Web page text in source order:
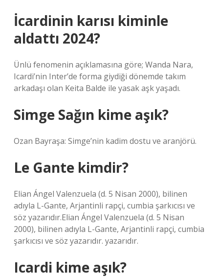
İcardinin karısı kiminle
aldattı 2024?
Ünlü fenomenin açıklamasına göre; Wanda Nara,
Icardi’nin Inter’de forma giydiği dönemde takım
arkadaşı olan Keita Balde ile yasak aşk yaşadı.
Simge Sağın kime aşık?
Ozan Bayraşa: Simge’nin kadim dostu ve aranjörü.
Le Gante kimdir?
Elian Ángel Valenzuela (d. 5 Nisan 2000), bilinen
adıyla L-Gante, Arjantinli rapçi, cumbia şarkıcısı ve
söz yazarıdır.Elian Ángel Valenzuela (d. 5 Nisan
2000), bilinen adıyla L-Gante, Arjantinli rapçi, cumbia
şarkıcısı ve söz yazarıdır. yazarıdır.
Icardi kime aşık?